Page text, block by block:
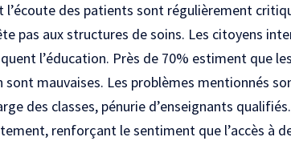
l’écoute des patients sont régulièrement
pas aux structures de soins. Les citoyens
l’éducation. Près de 70% estiment que
mauvaises. Les problèmes mentionnés
des classes, pénurie d’enseignants
renforçant le sentiment que l’accès à